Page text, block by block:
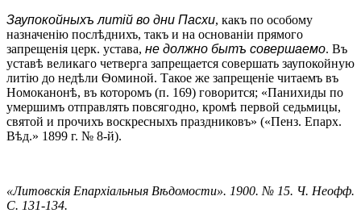
Заупокойныхъ литій во дни Пасхи, какъ по особому
назначенію послѣднихъ, такъ и на основаніи прямого
запрещенія церк. устава, не должно бытъ совершаемо. Въ
уставѣ великаго четверга запрещается совершать заупокойную
литію до недѣли Ѳоминой. Такое же запрещеніе читаемъ въ
Номоканонѣ, въ которомъ (п. 169) говорится; «Панихиды по
умершимъ отправлять повсягодно, кромѣ первой седьмицы,
святой и прочихъ воскресныхъ праздниковъ» («Пенз. Епарх.
Вѣд.» 1899 г. № 8-й).
«Литовскія Епархіальныя Вѣдомости». 1900. № 15. Ч. Неофф.
С. 131-134.